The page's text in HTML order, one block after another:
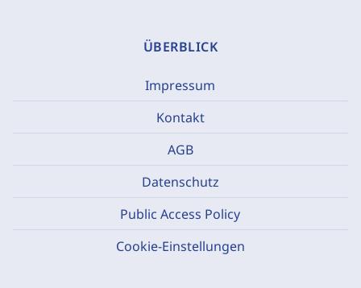
ÜBERBLICK
Impressum
Kontakt
AGB
Datenschutz
Public Access Policy
Cookie-Einstellungen